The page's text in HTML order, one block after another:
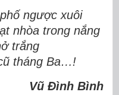
ngược xuôi
nhòa trong nắng
nở trắng
tháng Ba…!
Vũ Đình Bình